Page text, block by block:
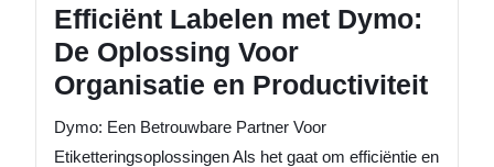
Efficiënt Labelen met Dymo:
De Oplossing Voor
Organisatie en Productiviteit
Dymo: Een Betrouwbare Partner Voor
Etiketteringsoplossingen Als het gaat om efficiëntie en